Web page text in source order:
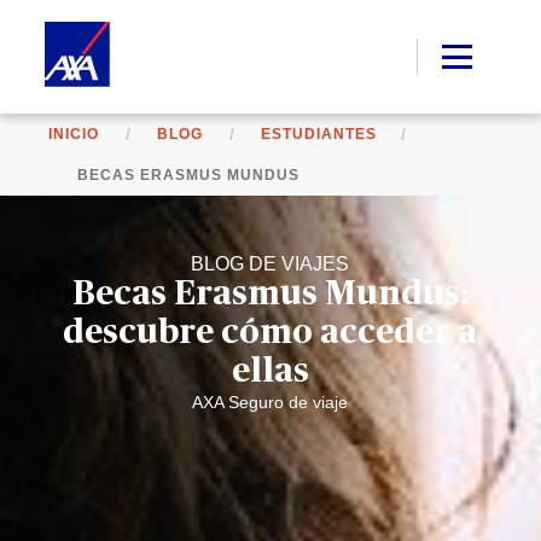
INICIO BLOG ESTUDIANTES
BECAS ERASMUS MUNDUS
BLOG DE VIAJES
Becas Erasmus Mundus:
descubre cómo acceder a
ellas
AXA Seguro de viaje